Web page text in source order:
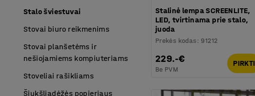
Stalinė lempa SCREENLITE,
LED, tvirtinama prie stalo,
juoda
Prekės kodas : 91212
229.-€
Be PVM
PIRKTI
Stalo šviestuvai
Stovai biuro reikmenims
Stovai planšetėms ir
nešiojamiems kompiuteriams
Stoveliai rašikliams
Šiukšliadėžės popieriaus